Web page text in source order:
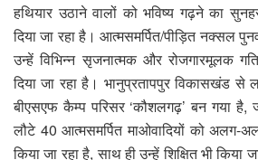
हथियार उठाने वालों को भविष्य गढ़ने का
दिया जा रहा है। आत्मसमर्पित/पीड़ित नक्सल
उन्हें विभिन्न सृजनात्मक और रोजगारमूलक
दिया जा रहा है। भानुप्रतापपुर विकासखंड से
बीएसएफ कैम्प परिसर ‘कौशलगढ़’ बन गया है,
लौटे 40 आत्मसमर्पित माओवादियों को अलग-
किया जा रहा है, साथ ही उन्हें शिक्षित भी